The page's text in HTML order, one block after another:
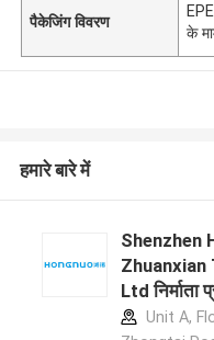
पैकेजिंग विवरण
के
हमारे बारे में
Shenzhen
Zhuanxian
Ltd निर्माता
Unit A,